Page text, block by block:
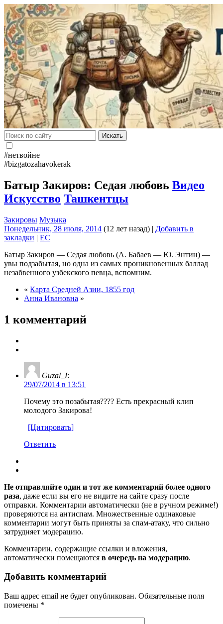
Искать
#нетвойне
#bizgatozahavokerak
Батыр Закиров: Седая любовь Видео
Искусство Ташкентцы
Закировы Музыка
Понедельник, 28 июля, 2014 (12 лет назад) | Добавить в
закладки | EC
Батыр Закиров — Седая любовь (А. Бабаев — Ю. Энтин) —
увы подзабытая, но одна из самых проникновенных баллад
незабвенного узбекского певца, вспомним.
« Карта Средней Азии, 1855 год
Анна Ивановна »
1 комментарий
Guzal_I:
29/07/2014 в 13:51
Почему это позабытая???? Есть прекрасный клип
молодого Закирова!
[Цитировать]
Ответить
Не отправляйте один и тот же комментарий более одного
раза, даже если вы его не видите на сайте сразу после
отправки. Комментарии автоматически (не в ручном режиме!)
проверяются на антиспам. Множественные одинаковые
комментарии могут быть приняты за спам-атаку, что сильно
затрудняет модерацию.
Комментарии, содержащие ссылки и вложения,
автоматически помещаются в очередь на модерацию.
Добавить комментарий
Ваш адрес email не будет опубликован. Обязательные поля
помечены *